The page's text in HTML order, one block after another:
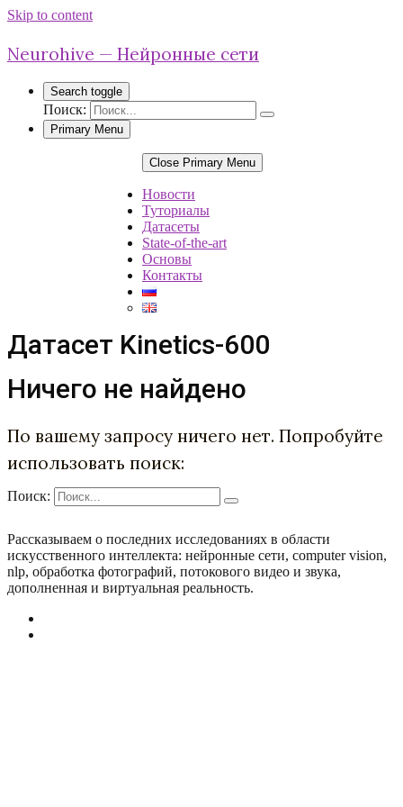
Skip to content
Neurohive — Нейронные сети
Search toggle
Поиск:
Primary Menu
Close Primary Menu
Новости
Туториалы
Датасеты
State-of-the-art
Основы
Контакты
Датасет Kinetics-600
Ничего не найдено
По вашему запросу ничего нет. Попробуйте
использовать поиск:
Поиск:
Рассказываем о последних исследованиях в области
искусcтвенного интеллекта: нейронные сети, computer vision,
nlp, обработка фотографий, потокового видео и звука,
дополненная и виртуальная реальность.